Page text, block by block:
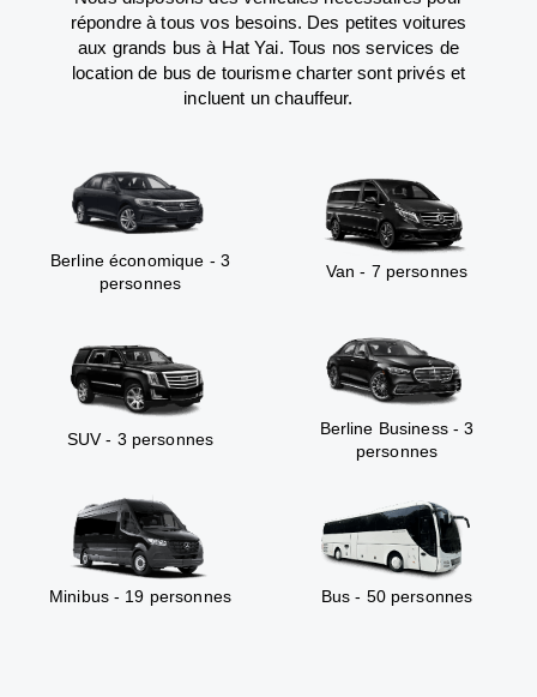
répondre à tous vos besoins. Des petites voitures
aux grands bus à Hat Yai. Tous nos services de
location de bus de tourisme charter sont privés et
incluent un chauffeur.
Berline économique - 3
personnes
Van - 7 personnes
SUV - 3 personnes
Berline Business - 3
personnes
Minibus - 19 personnes Bus - 50 personnes